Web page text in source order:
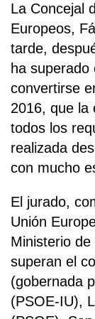
La Concejal
Europeos,
tarde,
ha
convertirse
2016, que la
todos los
realizada
con mucho
El jurado,
Unión
Ministerio
superan el
(gobernada
(PSOE-IU),